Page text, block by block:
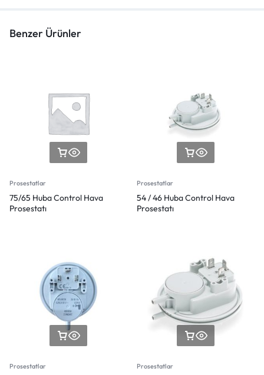
Benzer Ürünler
Prosestatlar
75/65 Huba Control Hava
Prosestatı
Prosestatlar
54 / 46 Huba Control Hava
Prosestatı
Prosestatlar Prosestatlar